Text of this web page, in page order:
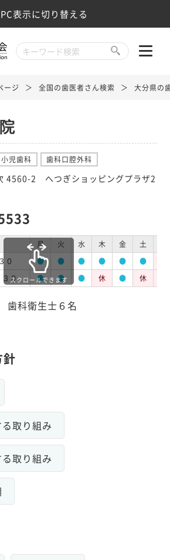
PC表示に切り替える
ージ 全国の歯医者さん検索 大分県の
小児歯科 歯科口腔外科
4560-2 へつぎショッピングプラザ2
月 火 水 木 金 土
０
● ● ● ● ● ●
３０
● ● ● 休 ● 休
スクロールできます
科衛生士６名
取り組み
取り組み